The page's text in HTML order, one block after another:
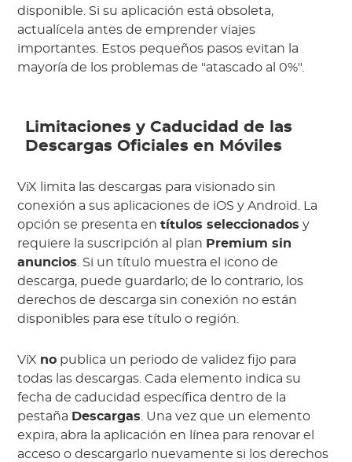
disponible. Si su aplicación está obsoleta,
actualícela antes de emprender viajes
importantes. Estos pequeños pasos evitan la
mayoría de los problemas de "atascado al 0%".
Limitaciones y Caducidad de las
Descargas Oficiales en Móviles
ViX limita las descargas para visionado sin
conexión a sus aplicaciones de iOS y Android. La
opción se presenta entítulos seleccionados y
requiere la suscripción al plan Premium sin
anuncios. Si un título muestra el icono de
descarga, puede guardarlo; de lo contrario, los
derechos de descarga sin conexión no están
disponibles para ese título o región.
ViX no publica un periodo de validez fijo para
todas las descargas. Cada elemento indica su
fecha de caducidad específica dentro de la
pestaña Descargas. Una vez que un elemento
expira, abra la aplicación en línea para renovar el
acceso o descargarlo nuevamente si los derechos